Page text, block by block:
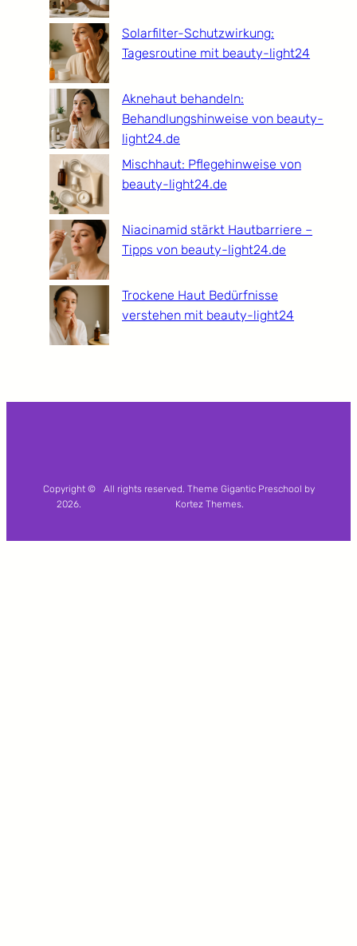
Solarfilter-Schutzwirkung:
Tagesroutine mit beauty-light24
Aknehaut behandeln:
Behandlungshinweise von beauty-
light24.de
Mischhaut: Pflegehinweise von
beauty-light24.de
Niacinamid stärkt Hautbarriere –
Tipps von beauty-light24.de
Trockene Haut Bedürfnisse
verstehen mit beauty-light24
Copyright ©
2026.
All rights reserved. Theme Gigantic Preschool by
Kortez Themes.